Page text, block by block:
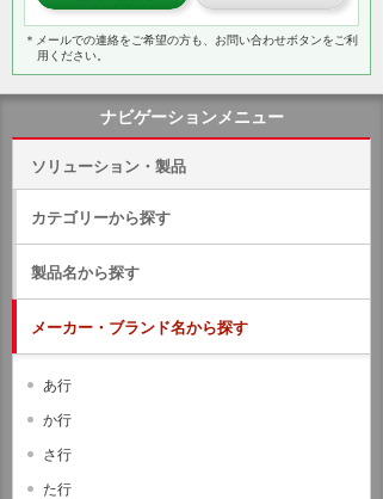
＊メールでの連絡をご希望の方も、お問い合わせボタンをご利
用ください。
ナビゲーションメニュー
ソリューション・製品
カテゴリーから探す
製品名から探す
メーカー・ブランド名から探す
あ行
か行
さ行
た行